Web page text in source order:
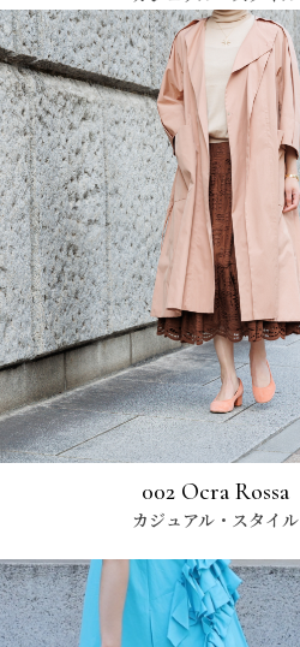
002 Ocra Rossa
カジュアル・スタイル